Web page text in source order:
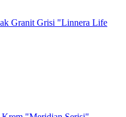
Granit Grisi "Linnera Life